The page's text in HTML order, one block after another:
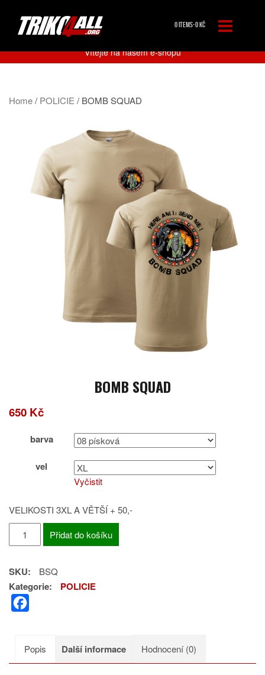
Vítejte na našem e-shopu
0 ITEMS-0KČ
Home/ POLICIE / BOMB SQUAD
BOMB SQUAD
650 Kč
barva
vel
Vyčistit
VELIKOSTI 3XL A VĚTŠÍ + 50,-
BOMB
SQUAD
Přidat do košíku
SKU: BSQ
Kategorie: POLICIE
e
Popis Další informace Hodnocení (0)